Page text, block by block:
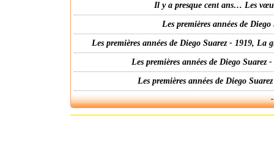
Il y a presque cent ans… Les
Les premières années de
Les premières années de Diego Suarez - 1919,
Les premières années de Diego
Les premières années de Diego